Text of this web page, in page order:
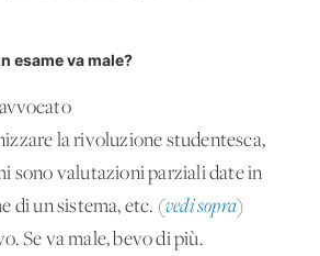
esame va male?
la rivoluzione studentesca,
sono valutazioni parziali date in
di un sistema, etc. (vedi sopra)
Se va male, bevo di più.